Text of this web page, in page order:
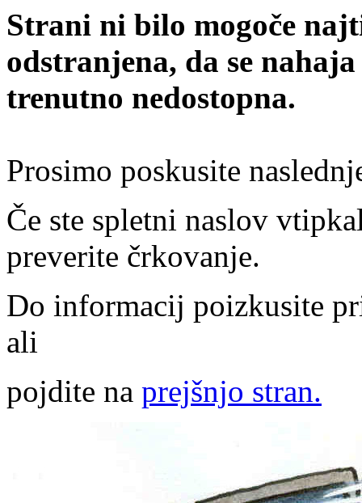
Strani ni bilo mogoče
odstranjena, da se
trenutno nedostopna.
Prosimo poskusite
Če ste spletni naslov
preverite črkovanje.
Do informacij poizkusite
ali
pojdite na prejšnjo stran.